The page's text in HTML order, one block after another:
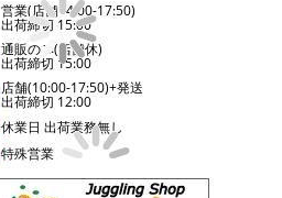
営業(店舗14:00-17:50)
出荷締切 15:00
通販のみ(店舗休)
出荷締切 15:00
店舗(10:00-17:50)+発送
出荷締切 12:00
休業日 出荷業務無し
特殊営業